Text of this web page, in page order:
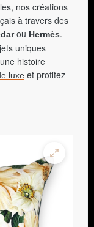
nos créations
à travers des
ou Hermès.
uniques
histoire
luxe et profitez